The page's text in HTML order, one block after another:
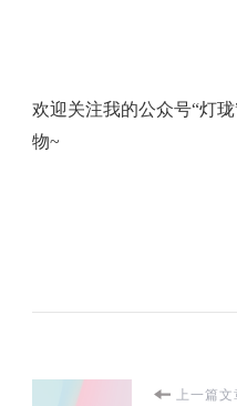
欢迎关注我的公众号“灯
物~
上一篇文